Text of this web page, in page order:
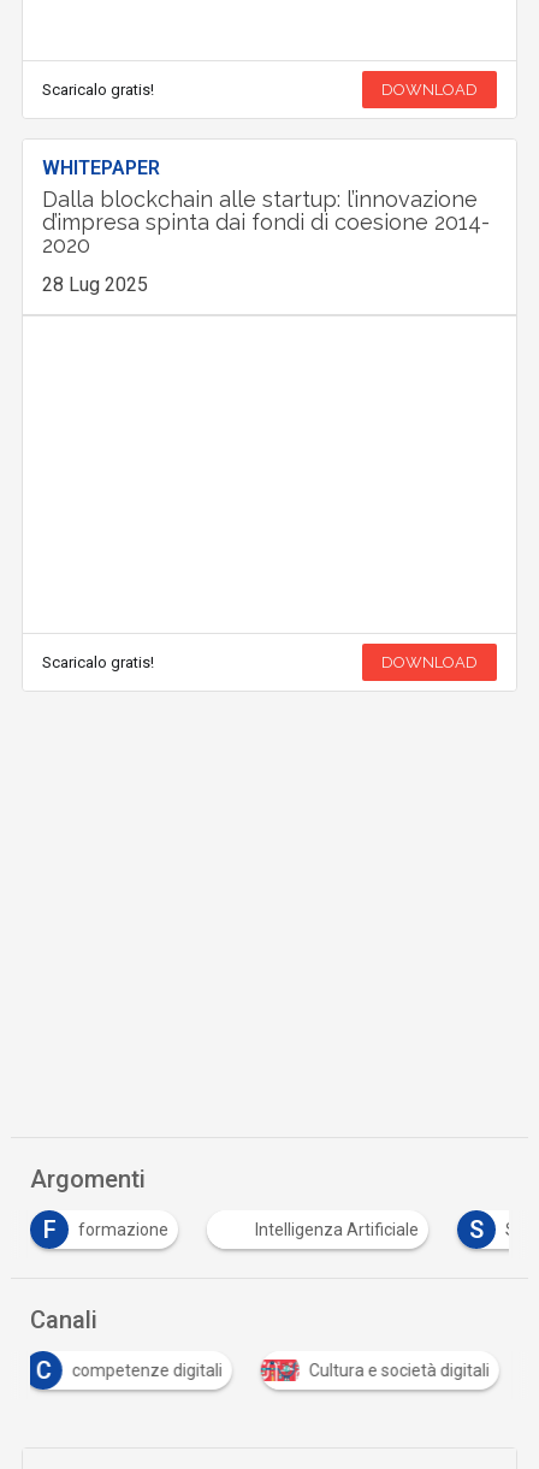
Scaricalo gratis! DOWNLOAD
WHITEPAPER
Dalla blockchain alle startup: l’innovazione
d’impresa spinta dai fondi di coesione 2014-
2020
28 Lug 2025
Scaricalo gratis! DOWNLOAD
Argomenti
F
formazione Intelligenza Artificiale S
Canali
C
competenze digitali Cultura e società digitali